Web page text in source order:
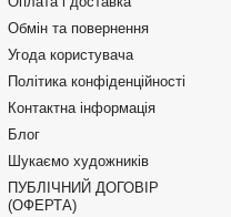
Обмін та повернення
Угода користувача
Політика конфіденційності
Контактна інформація
Блог
Шукаємо художників
ПУБЛІЧНИЙ ДОГОВІР
(ОФЕРТА)